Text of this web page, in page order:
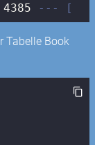
4385 --- [
Tabelle Book